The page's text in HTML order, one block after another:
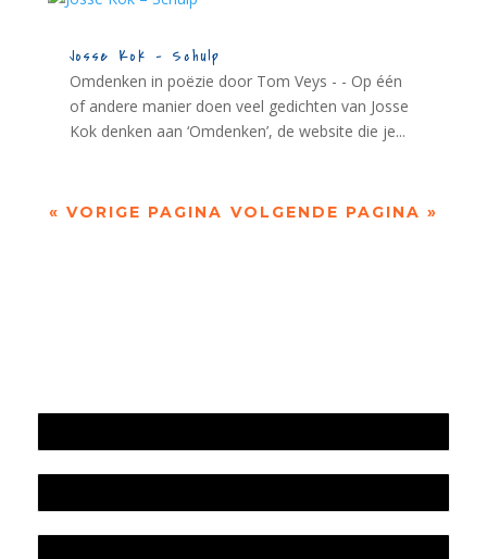
Josse Kok – Schulp
Omdenken in poëzie door Tom Veys - - Op één
of andere manier doen veel gedichten van Josse
Kok denken aan ‘Omdenken’, de website die je...
« VORIGE PAGINA VOLGENDE PAGINA »